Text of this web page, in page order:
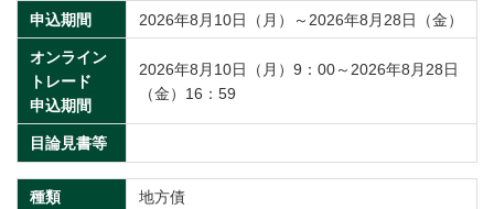
申込期間 2026年8月10日（月）～2026年8月28日（金）
オンライン
トレード
申込期間
2026年8月10日（月）9：00～2026年8月28日
（金）16：59
目論見書等
種類 地方債